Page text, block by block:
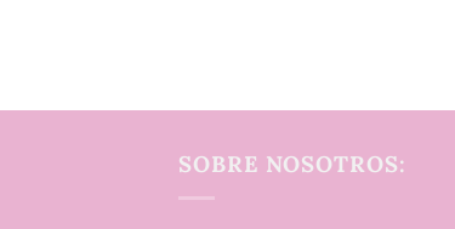
SOBRE NOSOTROS: